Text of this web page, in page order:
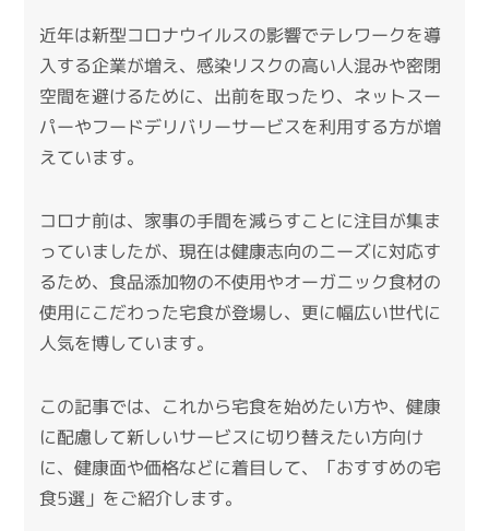
近年は新型コロナウイルスの影響でテレワークを導
入する企業が増え、感染リスクの高い人混みや密閉
空間を避けるために、出前を取ったり、ネットスー
パーやフードデリバリーサービスを利用する方が増
えています。
コロナ前は、家事の手間を減らすことに注目が集ま
っていましたが、現在は健康志向のニーズに対応す
るため、食品添加物の不使用やオーガニック食材の
使用にこだわった宅食が登場し、更に幅広い世代に
人気を博しています。
この記事では、これから宅食を始めたい方や、健康
に配慮して新しいサービスに切り替えたい方向け
に、健康面や価格などに着目して、「おすすめの宅
食5選」をご紹介します。